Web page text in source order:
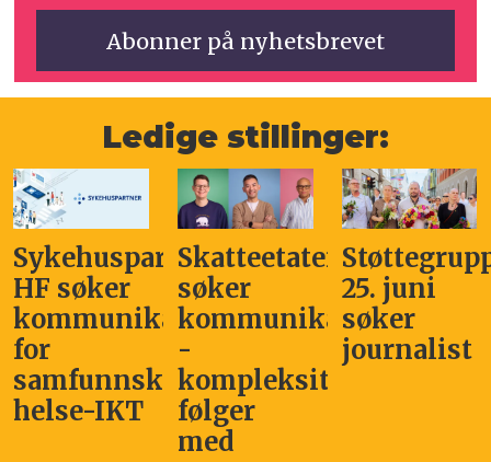
Ledige stillinger:
Sykehuspartner
HF søker
kommunikasjonssjef
for
samfunnskritisk
helse-IKT
Skatteetaten
søker
kommunikasjonsleder
-
kompleksitet
følger
med
25. juni
søker
journalist